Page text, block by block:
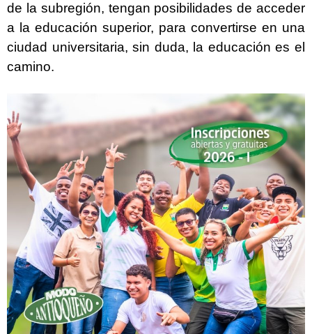
de la subregión, tengan posibilidades de acceder
a la educación superior, para convertirse en una
ciudad universitaria, sin duda, la educación es el
camino.